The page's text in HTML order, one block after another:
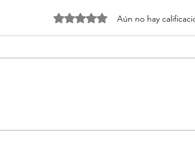
Obtuvo 0 de 5 estrellas.Aún no hay